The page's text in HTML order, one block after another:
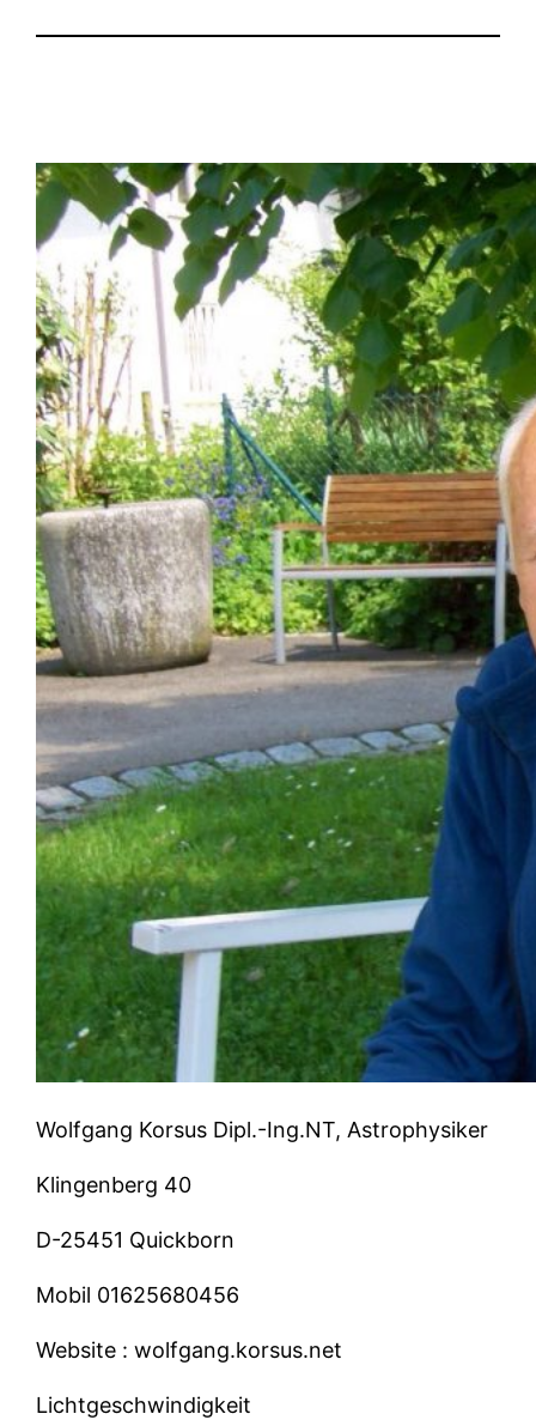
Wolfgang Korsus Dipl.-Ing.NT, Astrophysiker
Klingenberg 40
D-25451 Quickborn
Mobil 01625680456
Website :wolfgang.korsus.net
Lichtgeschwindigkeit